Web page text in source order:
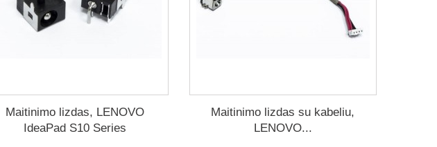
Maitinimo lizdas, LENOVO
IdeaPad S10 Series
Maitinimo lizdas su kabeliu,
LENOVO...